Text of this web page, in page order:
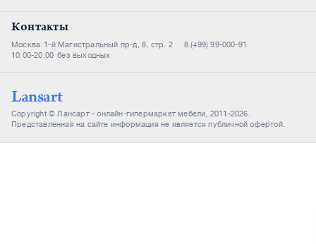
Контакты
Москва 1-й Магистральный пр-д, 8, стр. 2
8 (499) 99-000-91
10:00-20:00 без выходных
Lansart
Copyright © Лансарт - онлайн-гипермаркет мебели, 2011-2026.
Представленная на сайте информация не является публичной офертой.